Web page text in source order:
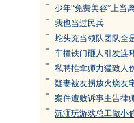
= 少年“免费美容”上当
= 我也当过民兵
= 蛇头充当领队团队全
= 车撞铁门砸人引发连
= 私聘推拿师力猛致人
= 疑妻被友拐放火烧友
= 案件遭败诉事主告律
= 沉湎玩游戏总工做小